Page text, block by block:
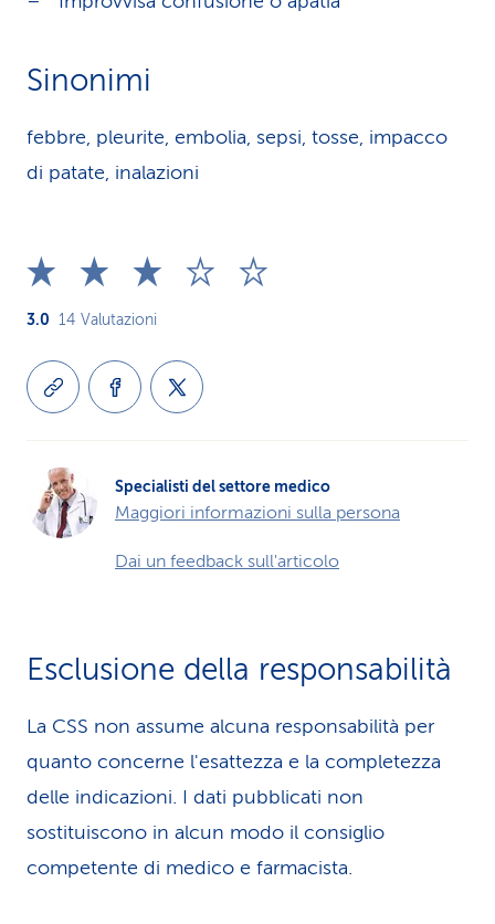
Sinonimi
febbre, pleurite, embolia, sepsi, tosse, impacco
di patate, inalazioni
3.0 14 Valutazioni
Specialisti del settore medico
Maggiori informazioni sulla persona
Dai un feedback sull'articolo
Esclusione della responsabilità
La CSS non assume alcuna re­spons­abilità per
quanto concerne l'esattezza e la completezza
delle indicazioni. I dati pubblicati non
sostituiscono in alcun modo il consiglio
competente di medico e farmacista.